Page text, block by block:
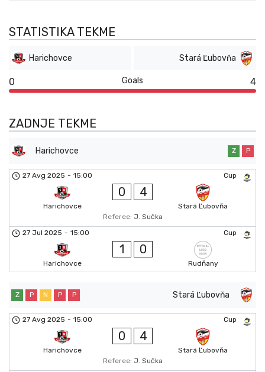
STATISTIKA TEKME
Harichovce Stará Ľubovňa
0 Goals 4
ZADNJE TEKME
Harichovce Z P
Cup
27 Avg 2025 - 15:00
Harichovce
0 4
Stará Ľubovňa
Referee: J. Sučka
Cup
27 Jul 2025 - 15:00
Harichovce
1 0
Rudňany
Stará Ľubovňa
Z P N P P
Cup
27 Avg 2025 - 15:00
Harichovce
0 4
Stará Ľubovňa
Referee: J. Sučka